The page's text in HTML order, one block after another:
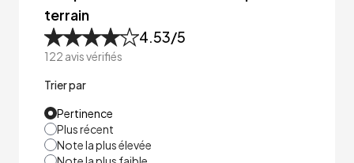
terrain
4.53/5
122 avis vérifiés
Trier par
Pertinence
Plus récent
Note la plus élevée